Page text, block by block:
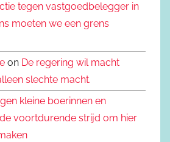
tegen vastgoedbelegger in
moeten we een grens
on De regering wil macht
slechte macht.
kleine boerinnen en
voortdurende strijd om hier